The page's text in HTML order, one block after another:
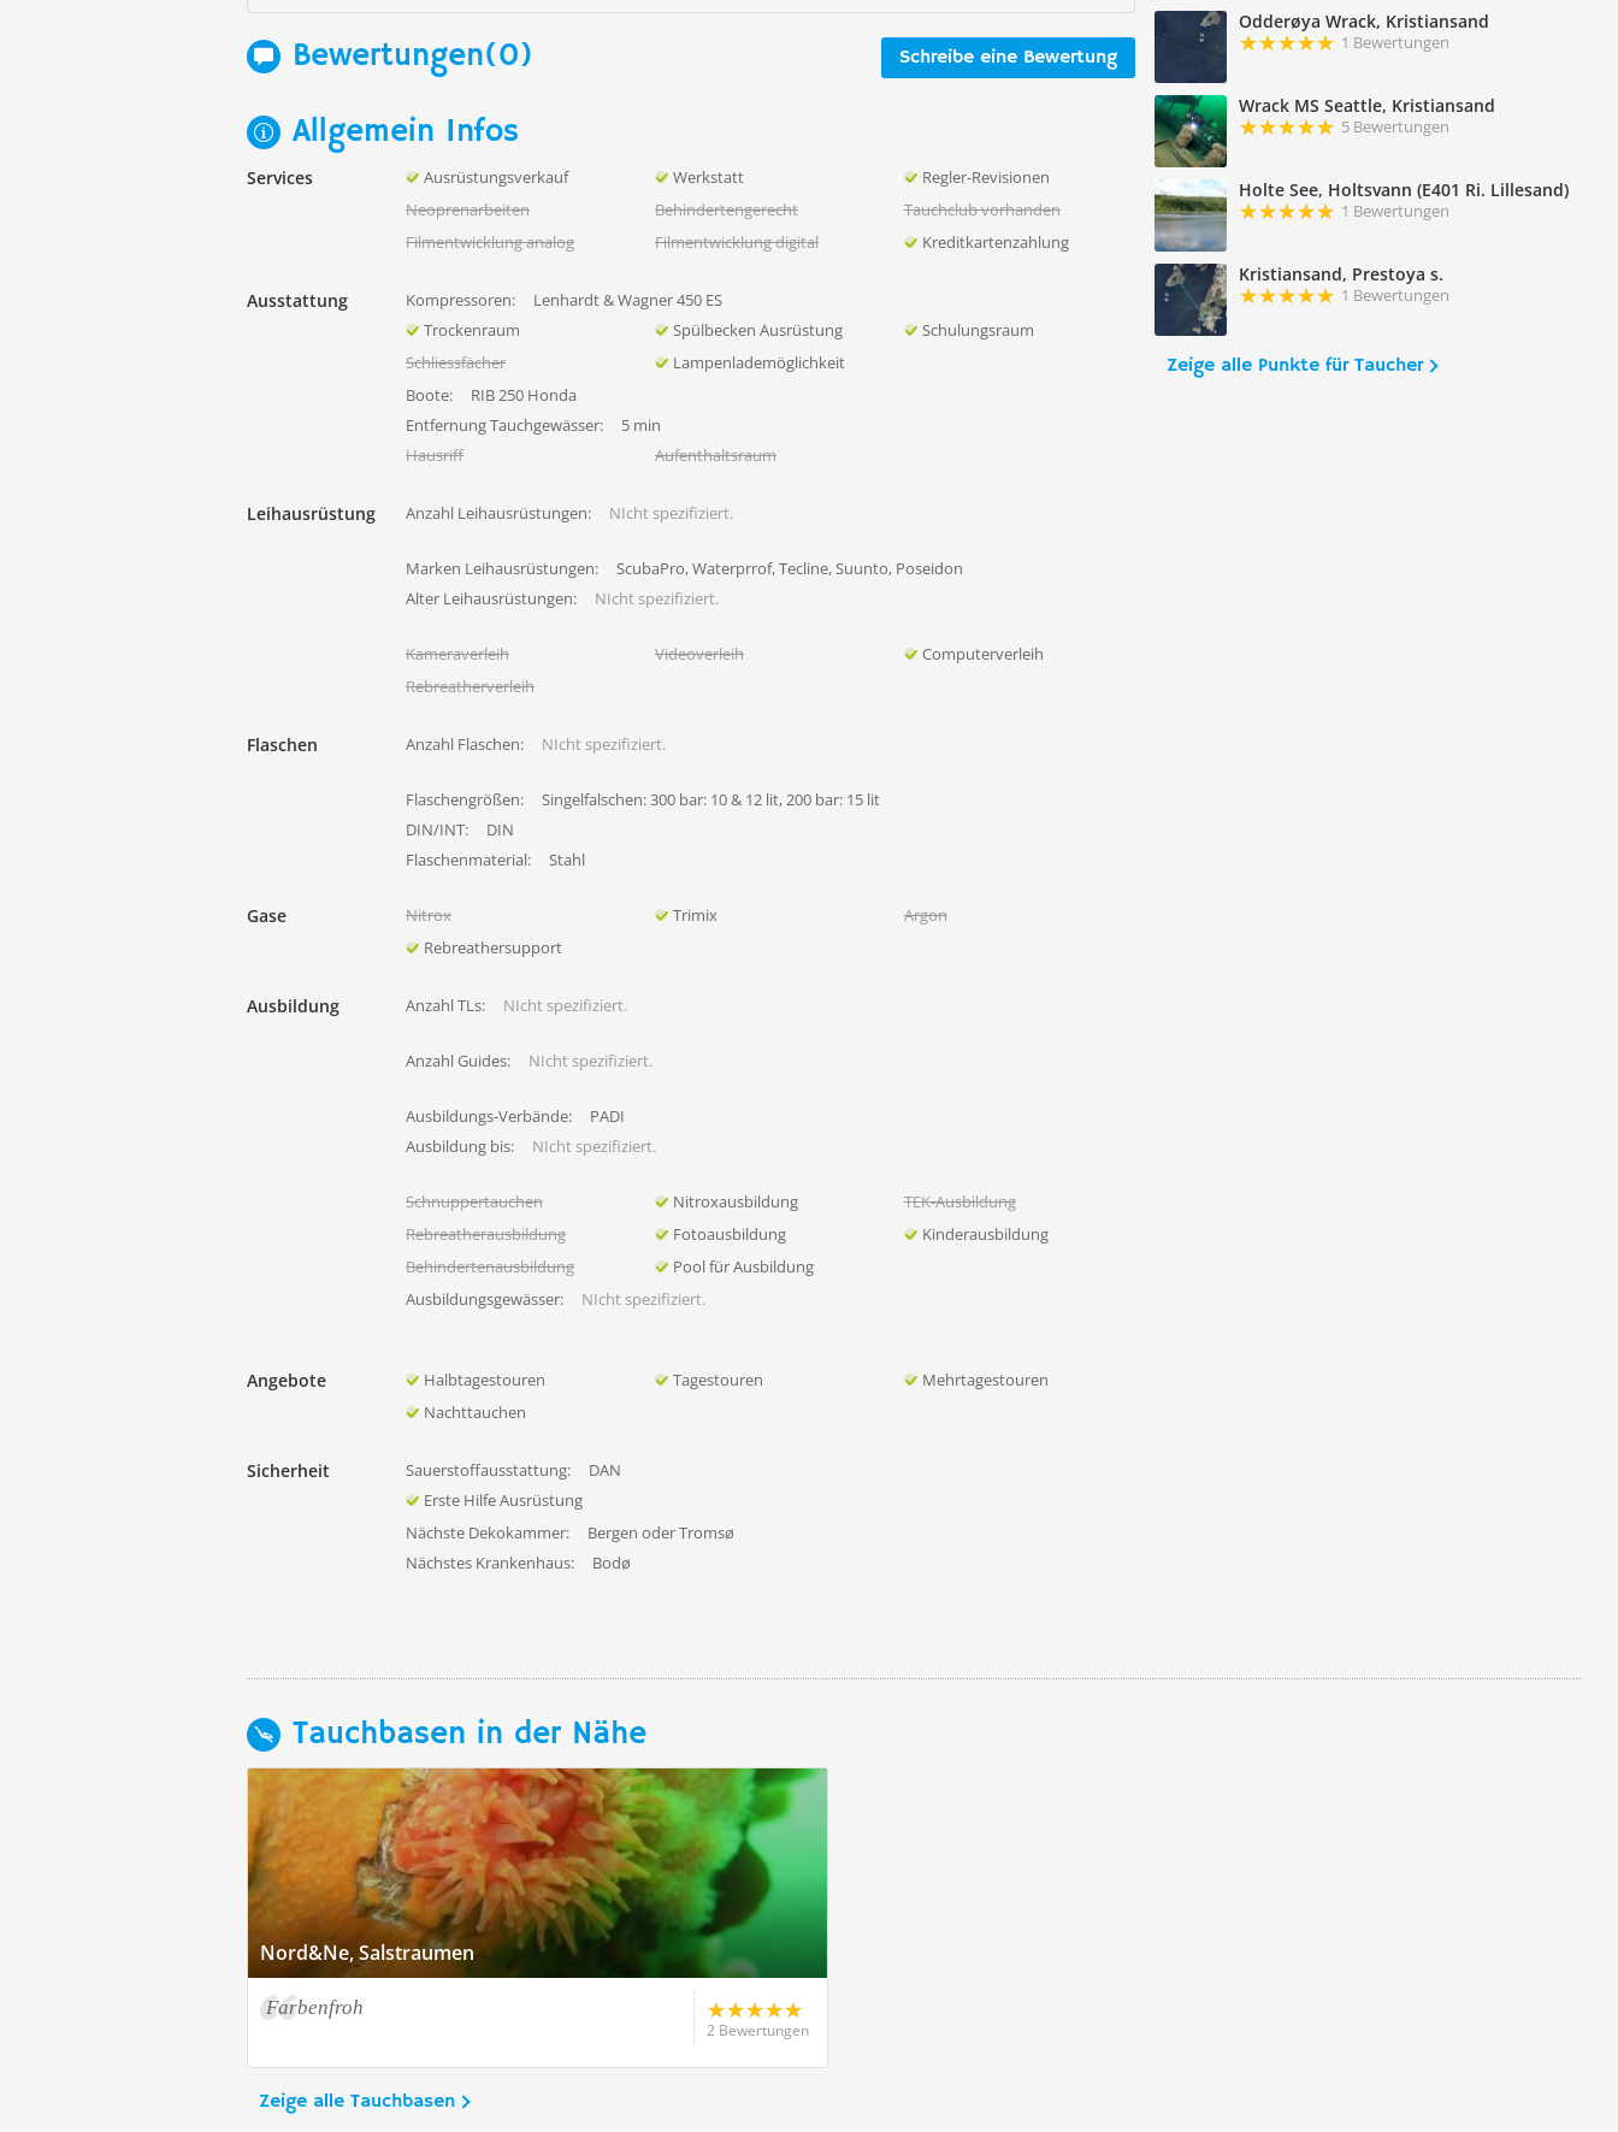
Odderøya Wrack, Kristiansand
1 Bewertungen
Wrack MS Seattle, Kristiansand
5 Bewertungen
Holte See, Holtsvann (E401 Ri. Lillesand)
1 Bewertungen
Kristiansand, Prestoya s.
1 Bewertungen
Zeige alle Punkte für Taucher
Schreibe eine Bewertung
Bewertungen(0)
Allgemein Infos
Services Ausrüstungsverkauf Werkstatt
Regler-Revisionen
Neoprenarbeiten
Behindertengerecht
Tauchclub vorhanden
Filmentwicklung analog
Filmentwicklung digital Kreditkartenzahlung
Ausstattung Kompressoren:
Lenhardt & Wagner 450 ES
Trockenraum
Spülbecken Ausrüstung
Schulungsraum
Schliessfächer
Lampenlademöglichkeit
Boote:
RIB 250 Honda
Entfernung Tauchgewässer:
5 min
Hausriff
Aufenthaltsraum
Leihausrüstung Anzahl Leihausrüstungen: NIcht spezifiziert.
Marken Leihausrüstungen:
ScubaPro, Waterprrof, Tecline, Suunto, Poseidon
Alter Leihausrüstungen:
NIcht spezifiziert.
Kameraverleih Videoverleih
Computerverleih
Rebreatherverleih
Flaschen Anzahl Flaschen: NIcht spezifiziert.
Flaschengrößen:
Singelfalschen: 300 bar: 10 & 12 lit, 200 bar: 15 lit
DIN/INT:
DIN
Flaschenmaterial:
Stahl
Gase Nitrox Trimix
Argon
Rebreathersupport
Ausbildung Anzahl TLs: NIcht spezifiziert.
Anzahl Guides: NIcht spezifiziert.
Ausbildungs-Verbände:
PADI
Ausbildung bis:
NIcht spezifiziert.
Schnuppertauchen Nitroxausbildung
TEK-Ausbildung
Rebreatherausbildung
Fotoausbildung
Kinderausbildung
Behindertenausbildung
Pool für Ausbildung
Ausbildungsgewässer:
NIcht spezifiziert.
Angebote Halbtagestouren Tagestouren
Mehrtagestouren
Nachttauchen
Sicherheit Sauerstoffausstattung:
DAN
Erste Hilfe Ausrüstung
Nächste Dekokammer:
Bergen oder Tromsø
Nächstes Krankenhaus:
Bodø
Tauchbasen in der Nähe
Nord&Ne, Salstraumen
Farbenfroh
2 Bewertungen
Zeige alle Tauchbasen